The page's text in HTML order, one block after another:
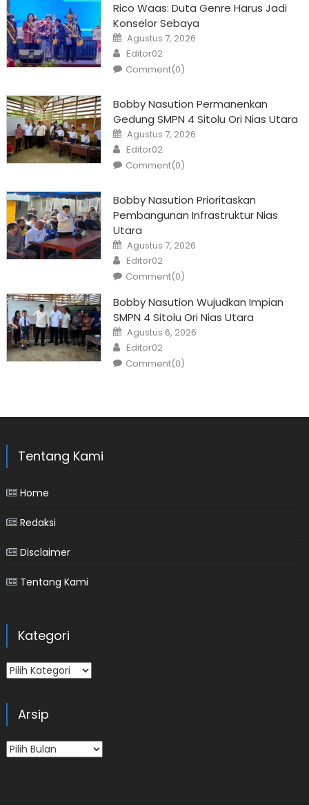
Rico Waas: Duta Genre Harus Jadi
Konselor Sebaya
Posted
on
Agustus 7, 2026
Author
Editor02
Comment(0)
Bobby Nasution Permanenkan
Gedung SMPN 4 Sitolu Ori Nias Utara
Posted
on
Agustus 7, 2026
Author
Editor02
Comment(0)
Bobby Nasution Prioritaskan
Pembangunan Infrastruktur Nias
Utara
Posted
on
Agustus 7, 2026
Author
Editor02
Comment(0)
Bobby Nasution Wujudkan Impian
SMPN 4 Sitolu Ori Nias Utara
Posted
on
Agustus 6, 2026
Author
Editor02
Comment(0)
Tentang Kami
Home
Redaksi
Disclaimer
Tentang Kami
Kategori
Kategori
Arsip
Arsip